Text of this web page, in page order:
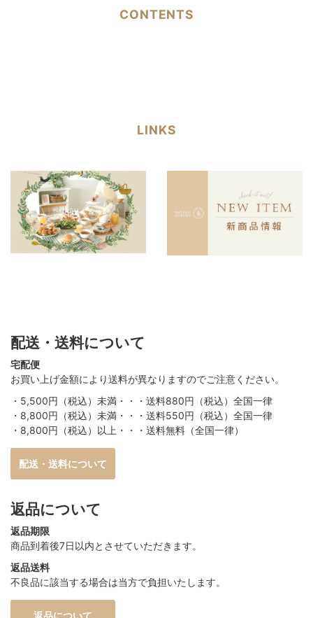
CONTENTS
LINKS
配送・送料について
宅配便
お買い上げ金額により送料が異なりますのでご注意ください。
・5,500円（税込）未満・・・送料880円（税込）全国一律
・8,800円（税込）未満・・・送料550円（税込）全国一律
・8,800円（税込）以上・・・送料無料（全国一律）
配送・送料について
返品について
返品期限
商品到着後7日以内とさせていただきます。
返品送料
不良品に該当する場合は当方で負担いたします。
返品について